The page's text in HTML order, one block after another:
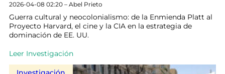
2026-04-08 02:20 – Abel Prieto
Guerra cultural y neocolonialismo: de la Enmienda Platt al
Proyecto Harvard, el cine y la CIA en la estrategia de
dominación de EE. UU.
Leer Investigación